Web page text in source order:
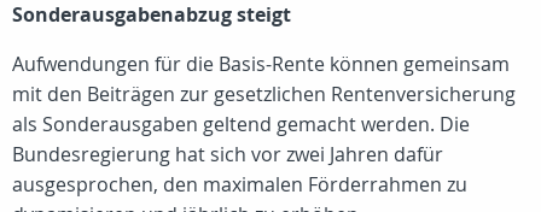
Sonderausgabenabzug steigt
Aufwendungen für die Basis-Rente können gemeinsam
mit den Beiträgen zur gesetzlichen Rentenversicherung
als Sonderausgaben geltend gemacht werden. Die
Bundesregierung hat sich vor zwei Jahren dafür
ausgesprochen, den maximalen Förderrahmen zu